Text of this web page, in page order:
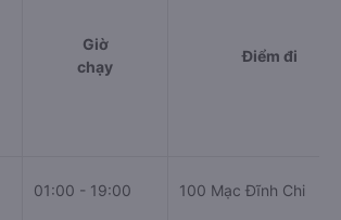
Giờ
chạy
Điểm đi
01:00 - 19:00 100 Mạc Đĩnh Chi